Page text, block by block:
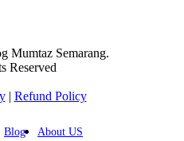
Mumtaz Semarang.
Reserved
| Refund Policy
Blog About US